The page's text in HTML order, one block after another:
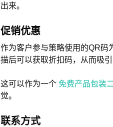
出来。
促销优惠
作为客户参与策略使用的QR码
描后可以获取折扣码，从而吸引
这可以作为一个 免费产品包装
觉。
联系方式